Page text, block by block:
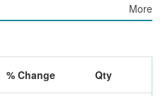
More
% Change Qty